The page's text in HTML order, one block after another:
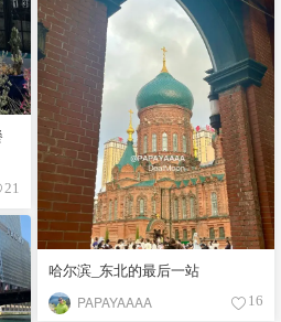
21
哈尔滨_东北的最后一站
PAPAYAAAA 16